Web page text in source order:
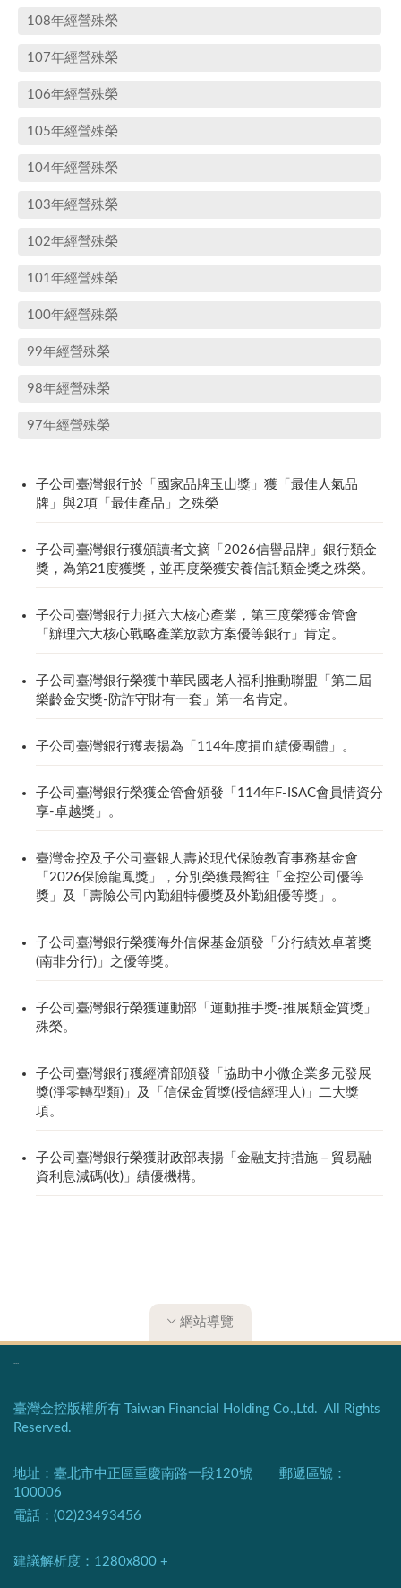
108年經營殊榮
107年經營殊榮
106年經營殊榮
105年經營殊榮
104年經營殊榮
103年經營殊榮
102年經營殊榮
101年經營殊榮
100年經營殊榮
99年經營殊榮
98年經營殊榮
97年經營殊榮
子公司臺灣銀行於「國家品牌玉山獎」獲「最佳人氣品
牌」與2項「最佳產品」之殊榮
子公司臺灣銀行獲頒讀者文摘「2026信譽品牌」銀行類金
獎，為第21度獲獎，並再度榮獲安養信託類金獎之殊榮。
子公司臺灣銀行力挺六大核心產業，第三度榮獲金管會
「辦理六大核心戰略產業放款方案優等銀行」肯定。
子公司臺灣銀行榮獲中華民國老人福利推動聯盟「第二屆
樂齡金安獎-防詐守財有一套」第一名肯定。
子公司臺灣銀行獲表揚為「114年度捐血績優團體」。
子公司臺灣銀行榮獲金管會頒發「114年F-ISAC會員情資分
享-卓越獎」。
臺灣金控及子公司臺銀人壽於現代保險教育事務基金會
「2026保險龍鳳獎」，分別榮獲最嚮往「金控公司優等
獎」及「壽險公司內勤組特優獎及外勤組優等獎」。
子公司臺灣銀行榮獲海外信保基金頒發「分行績效卓著獎
(南非分行)」之優等獎。
子公司臺灣銀行榮獲運動部「運動推手獎-推展類金質獎」
殊榮。
子公司臺灣銀行獲經濟部頒發「協助中小微企業多元發展
獎(淨零轉型類)」及「信保金質獎(授信經理人)」二大獎
項。
子公司臺灣銀行榮獲財政部表揚「金融支持措施－貿易融
資利息減碼(收)」績優機構。
網站導覽
:::
臺灣金控版權所有 Taiwan Financial Holding Co.,Ltd. All Rights
Reserved.
地址：臺北市中正區重慶南路一段120號 郵遞區號：
100006
電話：(02)23493456
建議解析度：1280x800 +​